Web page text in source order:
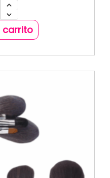
carrito